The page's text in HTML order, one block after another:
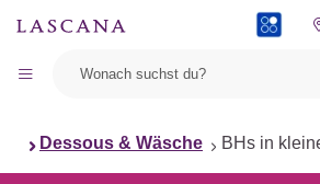
Dessous & Wäsche BHs in